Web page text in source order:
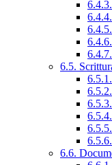
6.5.
6.6.